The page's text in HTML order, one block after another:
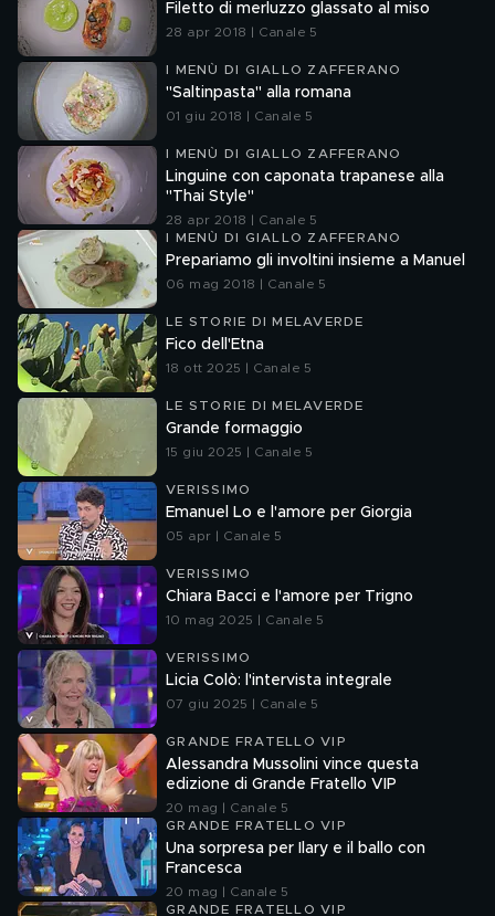
Filetto di merluzzo glassato al miso
28 apr 2018 | Canale 5
I MENÙ DI GIALLO ZAFFERANO
"Saltinpasta" alla romana
01 giu 2018 | Canale 5
I MENÙ DI GIALLO ZAFFERANO
Linguine con caponata trapanese alla
"Thai Style"
28 apr 2018 | Canale 5
I MENÙ DI GIALLO ZAFFERANO
Prepariamo gli involtini insieme a Manuel
06 mag 2018 | Canale 5
LE STORIE DI MELAVERDE
Fico dell'Etna
18 ott 2025 | Canale 5
LE STORIE DI MELAVERDE
Grande formaggio
15 giu 2025 | Canale 5
VERISSIMO
Emanuel Lo e l'amore per Giorgia
05 apr | Canale 5
VERISSIMO
Chiara Bacci e l'amore per Trigno
10 mag 2025 | Canale 5
VERISSIMO
Licia Colò: l'intervista integrale
07 giu 2025 | Canale 5
GRANDE FRATELLO VIP
Alessandra Mussolini vince questa
edizione di Grande Fratello VIP
20 mag | Canale 5
GRANDE FRATELLO VIP
Una sorpresa per Ilary e il ballo con
Francesca
20 mag | Canale 5
GRANDE FRATELLO VIP